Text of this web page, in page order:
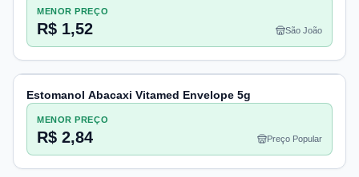
MENOR PREÇO
R$ 1,52 São João
Estomanol Abacaxi Vitamed Envelope 5g
MENOR PREÇO
R$ 2,84 Preço Popular